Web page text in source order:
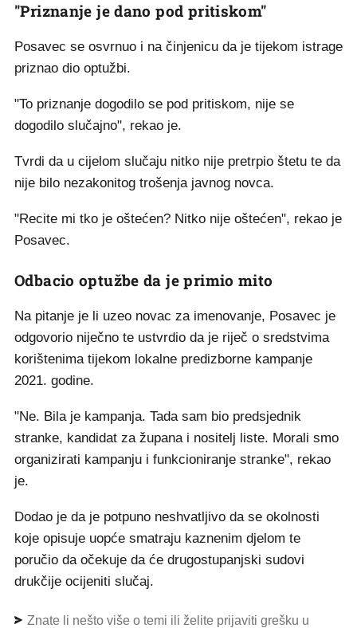
"Priznanje je dano pod pritiskom"
Posavec se osvrnuo i na činjenicu da je tijekom istrage
priznao dio optužbi.
"To priznanje dogodilo se pod pritiskom, nije se
dogodilo slučajno", rekao je.
Tvrdi da u cijelom slučaju nitko nije pretrpio štetu te da
nije bilo nezakonitog trošenja javnog novca.
"Recite mi tko je oštećen? Nitko nije oštećen", rekao je
Posavec.
Odbacio optužbe da je primio mito
Na pitanje je li uzeo novac za imenovanje, Posavec je
odgovorio niječno te ustvrdio da je riječ o sredstvima
korištenima tijekom lokalne predizborne kampanje
2021. godine.
"Ne. Bila je kampanja. Tada sam bio predsjednik
stranke, kandidat za župana i nositelj liste. Morali smo
organizirati kampanju i funkcioniranje stranke", rekao
je.
Dodao je da je potpuno neshvatljivo da se okolnosti
koje opisuje uopće smatraju kaznenim djelom te
poručio da očekuje da će drugostupanjski sudovi
drukčije ocijeniti slučaj.
Znate li nešto više o temi ili želite prijaviti grešku u